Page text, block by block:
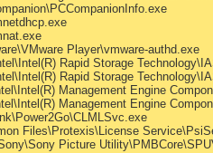
Player\vmware-authd.exe
Rapid Storage
Rapid Storage
Management Engine
Management Engine
Files\Protexis\License
Picture